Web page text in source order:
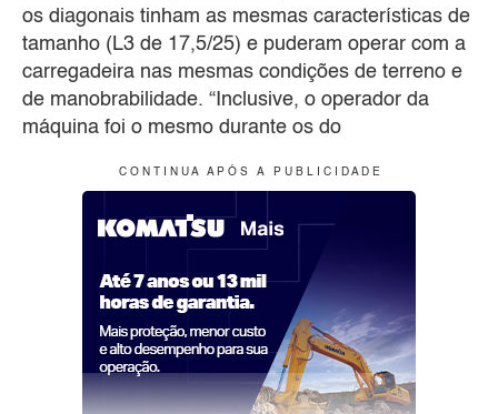
os diagonais tinham as mesmas características de
tamanho (L3 de 17,5/25) e puderam operar com a
carregadeira nas mesmas condições de terreno e
de manobrabilidade. “Inclusive, o operador da
máquina foi o mesmo durante os do
C O N T I N U A A P Ó S A P U B L I C I D A D E